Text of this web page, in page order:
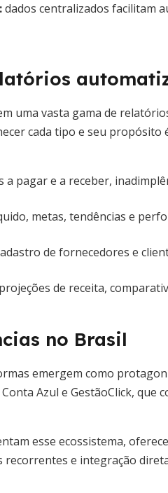
dados centralizados facilitam
uma vasta gama de
cada tipo e seu
a pagar e a receber,
metas, tendências e
de fornecedores e
de receita,
no Brasil
emergem como
Azul e GestãoClick, que
esse ecossistema,
recorrentes e integração